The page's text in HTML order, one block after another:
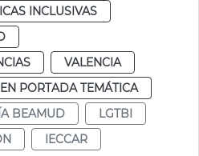
INCLUSIVAS
VALENCIA
EN PORTADA TEMÁTICA
BEAMUD
LGTBI
IECCAR